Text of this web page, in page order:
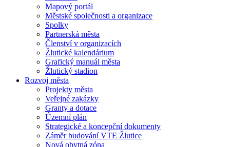
Mapový portál
Městské společnosti a organizace
Spolky
Partnerská města
Členství v organizacích
Žlutické kalendárium
Grafický manuál města
Žlutický stadion
Rozvoj města
Projekty města
Veřejné zakázky
Granty a dotace
Územní plán
Strategické a koncepční dokumenty
Záměr budování VTE Žlutice
Nová obytná zóna